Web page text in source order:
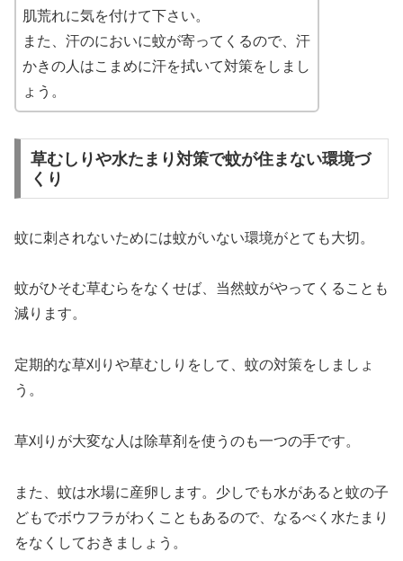
肌荒れに気を付けて下さい。
また、 汗のにおいに蚊が寄ってくるので、汗
かきの人はこまめに汗を拭いて対策をしまし
ょう。
草むしりや水たまり対策で蚊が住まない環境づ
くり
蚊に刺されないためには蚊がいない環境がとても大切。
蚊がひそむ草むらをなくせば、当然蚊がやってくることも
減ります。
定期的な草刈りや草むしりをして、蚊の対策をしましょ
う。
草刈りが大変な人は除草剤を使うのも一つの手です。
また、蚊は水場に産卵します。少しでも水があると蚊の子
どもでボウフラがわくこともあるので、なるべく水たまり
をなくしておきましょう。